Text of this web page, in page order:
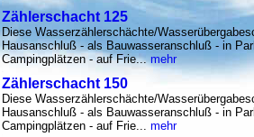
Zählerschacht 125
Diese Wasserzählerschächte/
Hausanschluß - als Bauwasseranschluß - in
Campingplätzen - auf Frie...mehr
Zählerschacht 150
Diese Wasserzählerschächte/
Hausanschluß - als Bauwasseranschluß - in
Campingplätzen - auf Frie... mehr